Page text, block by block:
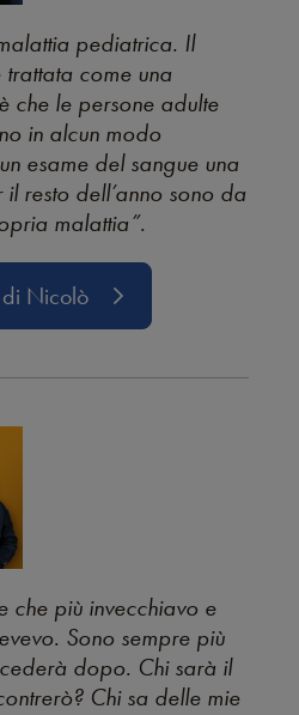
pediatrica. Il
come una
che le persone adulte
in alcun modo
esame del sangue una
resto dell’anno sono da
malattia”.
Nicolò
che più invecchiavo e
Sono sempre più
dopo. Chi sarà il
Chi sa delle mie